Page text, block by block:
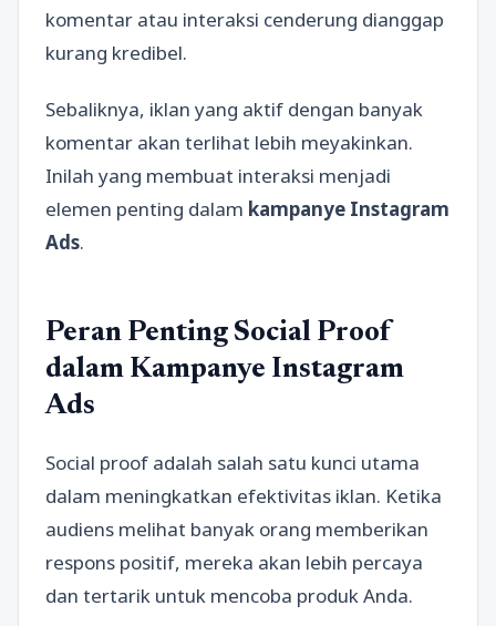
komentar atau interaksi cenderung dianggap
kurang kredibel.
Sebaliknya, iklan yang aktif dengan banyak
komentar akan terlihat lebih meyakinkan.
Inilah yang membuat interaksi menjadi
elemen penting dalam kampanye Instagram
Ads.
Peran Penting Social Proof
dalam Kampanye Instagram
Ads
Social proof adalah salah satu kunci utama
dalam meningkatkan efektivitas iklan. Ketika
audiens melihat banyak orang memberikan
respons positif, mereka akan lebih percaya
dan tertarik untuk mencoba produk Anda.